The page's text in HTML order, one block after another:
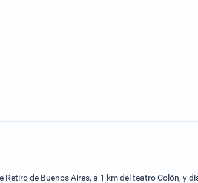
de Buenos Aires, a 1 km del teatro Colón, y